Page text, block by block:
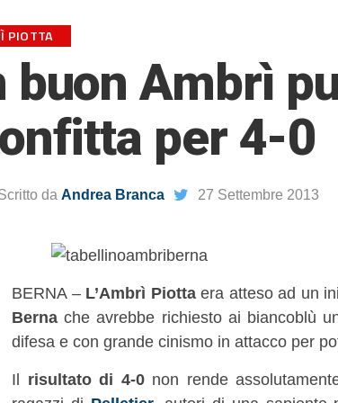
PIOTTA
buon Ambrì
per 4-0
da Andrea Branca 27 Settembre 2013
BERNA – L’Ambrì Piottaera atteso ad un
Berna che avrebbe richiesto ai biancoblù
difesa e con grande cinismo in attacco per
Il risultato di 4-0non rende